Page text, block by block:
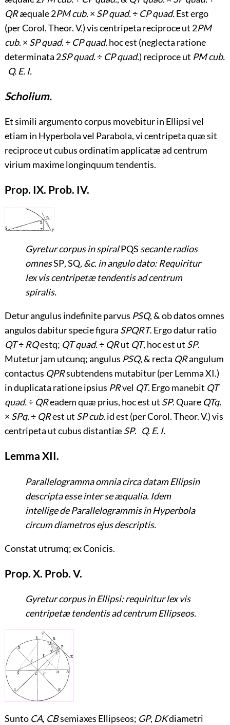
QRæquale 2PM cub.× SP quad.÷ CP quad.Est ergo
(per Corol. Theor. V.) vis centripeta reciproce ut 2PM
cub.× SP quad.÷ CP quad.hoc est (neglecta ratione
determinata 2SP quad.÷ CP quad.) reciproce ut PM cub.
Q. E. I.
Scholium.
Et simili argumento corpus movebitur in Ellipsi vel
etiam in Hyperbola vel Parabola, vi centripeta quæ sit
reciproce ut cubus ordinatim applicatæ ad centrum
virium maxime longinquum tendentis.
Prop. IX. Prob. IV.
Gyretur corpus in spiralPQS secante radios
omnesSP,SQ, &c. in angulo dato: Requiritur
lex vis centripetæ tendentis ad centrum
spiralis.
Detur angulus indefinite parvus PSQ, & ob datos omnes
angulos dabitur specie figura SPQRT. Ergo datur ratio
QT÷RQestq; QT quad.÷ QRut QT, hoc est ut SP.
Mutetur jam utcunq; angulus PSQ, & recta QRangulum
contactus QPRsubtendens mutabitur (per Lemma XI.)
in duplicata ratione ipsius PRvel QT. Ergo manebit QT
quad.÷ QReadem quæ prius, hoc est ut SP. Quare QTq.
× SPq.÷ QRest ut SP cub.id est (per Corol. Theor. V.) vis
centripeta ut cubus distantiæ SP. Q. E. I.
Lemma XII.
Parallelogramma omnia circa datam Ellipsin
descripta esse inter se æqualia. Idem
intellige de Parallelogrammis in Hyperbola
circum diametros ejus descriptis.
Constat utrumq; ex Conicis.
Prop. X. Prob. V.
Gyretur corpus in Ellipsi: requiritur lex vis
centripetæ tendentis ad centrum Ellipseos.
Sunto CA, CBsemiaxes Ellipseos; GP, DKdiametri